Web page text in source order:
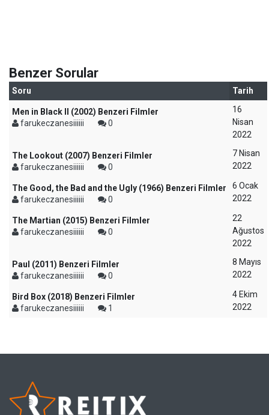
Benzer Sorular
Soru Tarih
Men in Black II (2002) Benzeri Filmler
farukeczanesiiiiii
0
16
Nisan
2022
The Lookout (2007) Benzeri Filmler
farukeczanesiiiiii
0
7 Nisan
2022
The Good, the Bad and the Ugly (1966) Benzeri Filmler
farukeczanesiiiiii
0
6 Ocak
2022
The Martian (2015) Benzeri Filmler
farukeczanesiiiiii
0
22
Ağustos
2022
Paul (2011) Benzeri Filmler
farukeczanesiiiiii
0
8 Mayıs
2022
Bird Box (2018) Benzeri Filmler
farukeczanesiiiiii
1
4 Ekim
2022